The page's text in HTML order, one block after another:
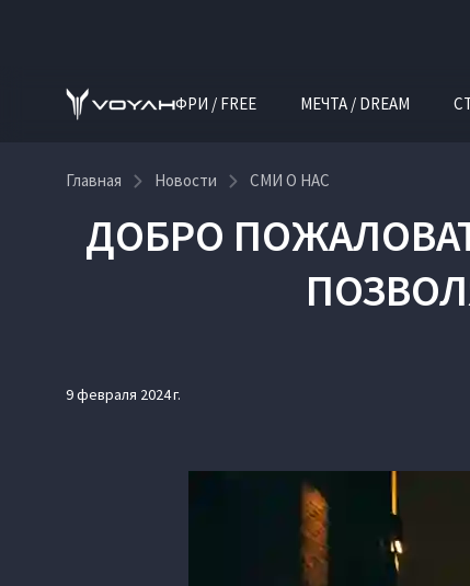
ФРИ / FREE МЕЧТА / DREAM
Главная Новости СМИ О НАС
ДОБРО
9 февраля 2024 г.